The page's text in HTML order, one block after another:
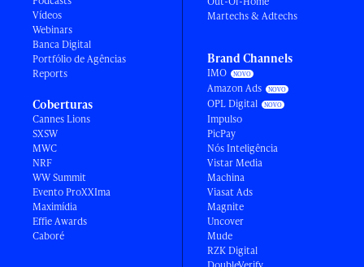
Vídeos
Webinars
Banca Digital
Portfólio de Agências
Reports
Coberturas
Cannes Lions
SXSW
MWC
NRF
WW Summit
Evento ProXXIma
Maximídia
Effie Awards
Caboré
Martechs & Adtechs
Brand Channels
IMO
Amazon Ads
OPL Digital
Impulso
PicPay
Nós Inteligência
Vistar Media
Machina
Viasat Ads
Magnite
Uncover
Mude
RZK Digital